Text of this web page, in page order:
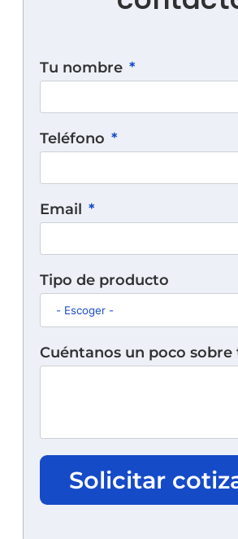
Tu nombre
Teléfono
Email
Tipo de producto
Cuéntanos un poco
Solicitar